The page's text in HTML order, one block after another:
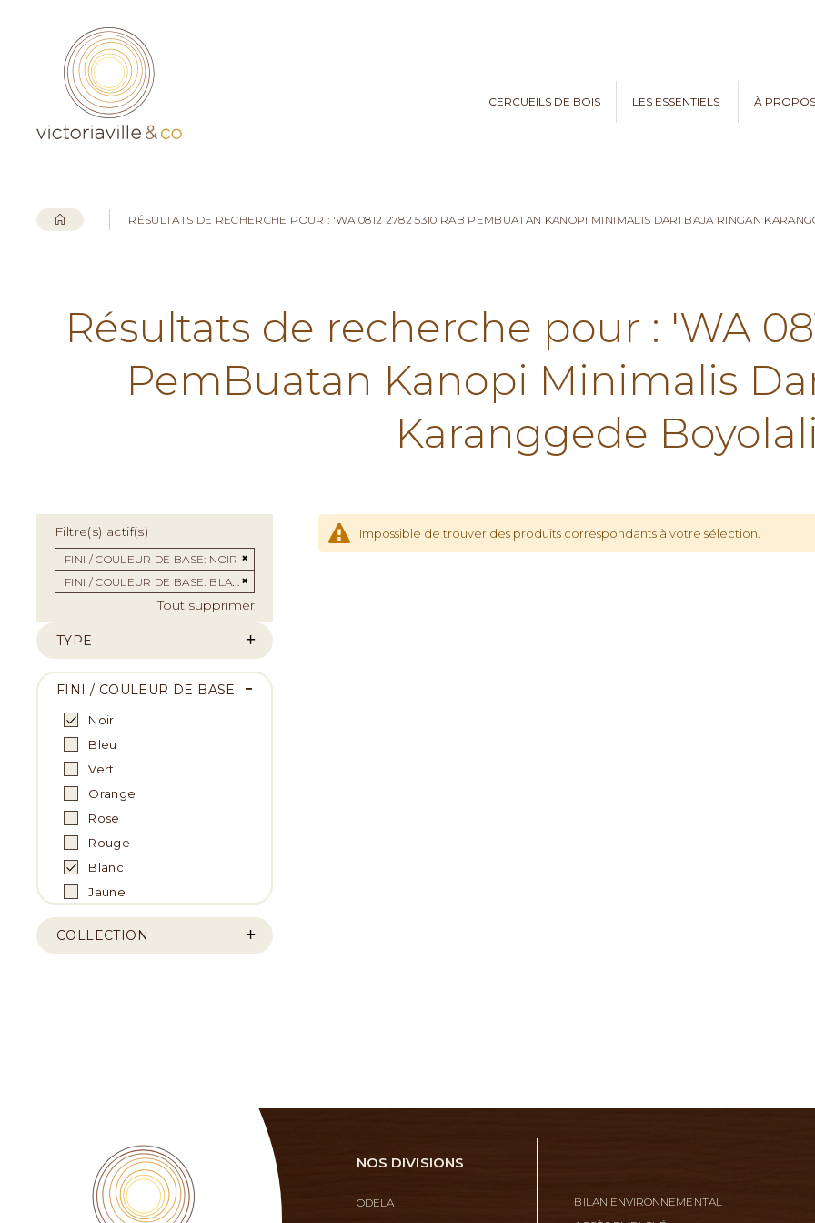
CERCUEILS DE BOIS LES ESSENTIELS À PROPOS
RÉSULTATS DE RECHERCHE POUR : 'WA 0812 2782 5310 RAB PEMBUATAN KANOPI MINIMALIS DARI BAJA RINGAN
Résultats de recherche pour : 'WA
PemBuatan Kanopi Minimalis
Karanggede
Impossible de trouver des produits correspondants à votre sélection.
Filtre(s) actif(s)
FINI / COULEUR DE BASE NOIR
Supprimer cet Élément
FINI / COULEUR DE BASE BLANC
Tout supprimer
TYPE
FINI / COULEUR DE BASE
Noir
Bleu
Vert
Orange
Rose
Rouge
Blanc
Jaune
COLLECTION
NOS DIVISIONS
ODELA
BILAN ENVIRONNEMENTAL